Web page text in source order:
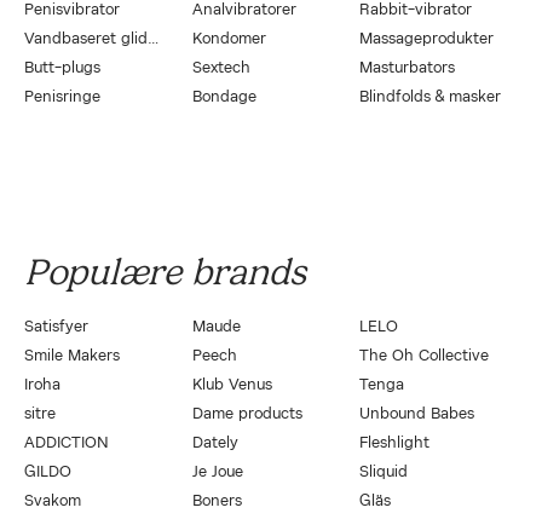
Penisvibrator
Analvibratorer
Rabbit-vibrator
Vandbaseret glidecreme
Kondomer
Massageprodukter
Butt-plugs
Sextech
Masturbators
Penisringe
Bondage Blindfolds & masker
Populære brands
Satisfyer Maude
LELO
Smile Makers
Peech
The Oh Collective
Iroha
Klub Venus
Tenga
sitre
Dame products
Unbound Babes
ADDICTION
Dately
Fleshlight
GILDO
Je Joue
Sliquid
Svakom
Boners
Gläs